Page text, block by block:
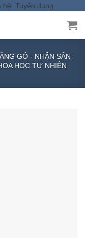
hệ Tuyển dụng
GỖ - NHẬN SẢN
HỌC TỰ NHIÊN